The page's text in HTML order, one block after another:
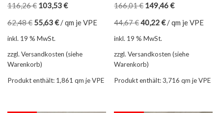
116,26€ 103,53€
62,48€ 55,63€/qm je VPE
inkl. 19 % MwSt.
zzgl. Versandkosten (siehe
Warenkorb)
Produkt enthält: 1,861 qm je VPE
166,01€ 149,46€
44,67€40,22€/qm je VPE
inkl. 19 % MwSt.
zzgl. Versandkosten (siehe
Warenkorb)
Produkt enthält: 3,716qm je VPE